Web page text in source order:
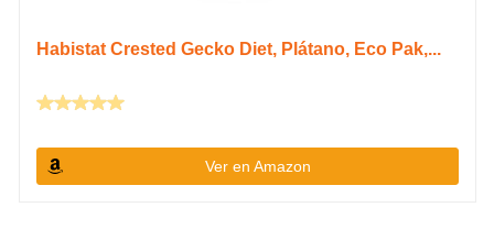
Habistat Crested Gecko Diet, Plátano, Eco Pak,...
Ver en Amazon